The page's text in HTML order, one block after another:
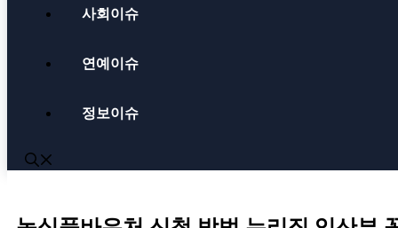
사회이슈
연예이슈
정보이슈